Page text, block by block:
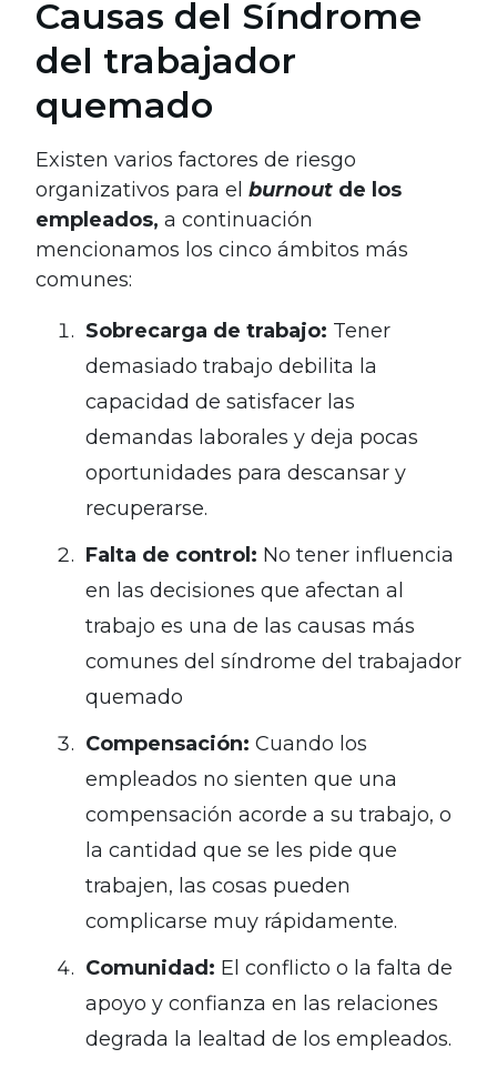
Causas del Síndrome
del trabajador
quemado
Existen varios factores de riesgo
organizativos para el burnout de los
empleados, a continuación
mencionamos los cinco ámbitos más
comunes:
Sobrecarga de trabajo: Tener
demasiado trabajo debilita la
capacidad de satisfacer las
demandas laborales y deja pocas
oportunidades para descansar y
recuperarse.
Falta de control: No tener influencia
en las decisiones que afectan al
trabajo es una de las causas más
comunes del síndrome del trabajador
quemado
Compensación: Cuando los
empleados no sienten que una
compensación acorde a su trabajo, o
la cantidad que se les pide que
trabajen, las cosas pueden
complicarse muy rápidamente.
Comunidad: El conflicto o la falta de
apoyo y confianza en las relaciones
degrada la lealtad de los empleados.